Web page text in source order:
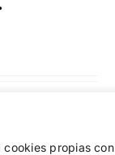
cookies propias con
en
[...]